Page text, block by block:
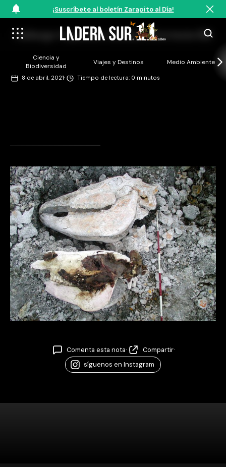
¡Suscríbete al boletín Zarapito al Día!
Ciencia y
Biodiversidad
Viajes y Destinos Medio Ambiente
Hallazgo Hippidion saldias ©Cortesía IEB
8 de abril, 2021· Tiempo de lectura: 0 minutos
Comenta esta nota· Compartir·
síguenos en Instagram